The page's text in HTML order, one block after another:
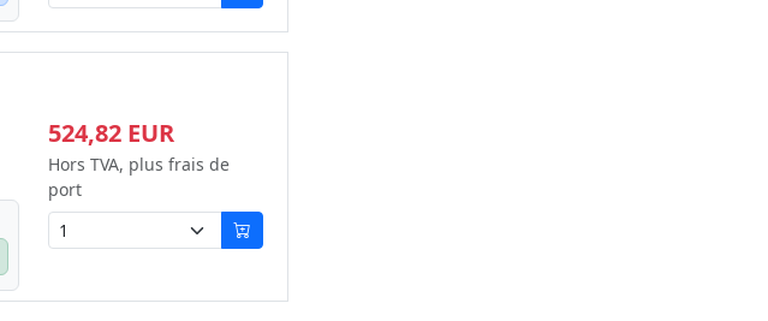
524,82 EUR
Hors TVA, plus frais de
port